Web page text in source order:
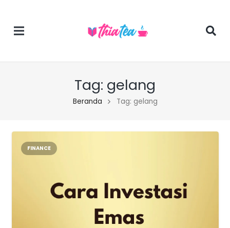
Tag: gelang
Beranda Tag: gelang
FINANCE